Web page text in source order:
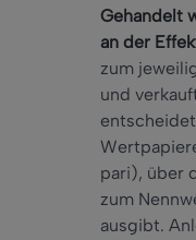
Gehandelt
an der
zum
und
pari), über
zum
ausgibt.